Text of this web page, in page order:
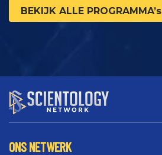
BEKIJK ALLE PROGRAMMA’s
ONS NETWERK